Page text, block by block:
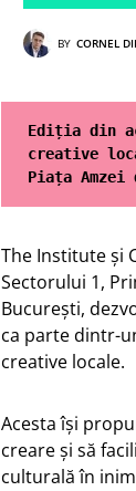
BY CORNEL
Ediția din
creative
Piața
The Institute și
Sectorului 1,
București,
ca parte dintr-
creative locale.
Acesta își
creare și să
culturală în